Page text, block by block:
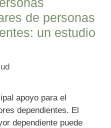
de personas
un estudio
apoyo para el
dependientes. El
dependiente puede